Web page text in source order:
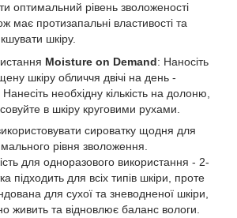
оптимальний рівень зволоженості
має протизапальні властивості та
шкіру.
Moisture on Demand: Наносіть
шкіру обличчя двічі на день -
необхідну кількість на долоню,
в шкіру круговими рухами.
сироватку щодня для
рівня зволоження.
для одноразового використання - 2-
підходить для всіх типів шкіри, проте
для сухої та зневодненої шкіри,
живить та відновлює баланс вологи.